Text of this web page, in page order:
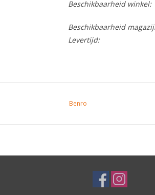
Beschikbaarheid winkel:
Beschikbaarheid
Levertijd:
Benro